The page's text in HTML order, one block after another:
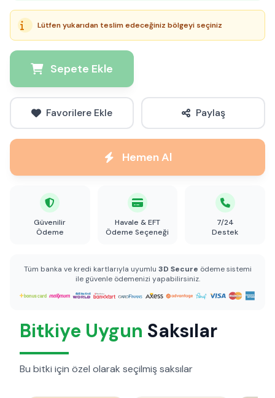
Lütfen yukarıdan teslim edeceğiniz bölgeyi seçiniz
Sepete Ekle
Favorilere Ekle Paylaş
Hemen Al
Güvenilir
Ödeme
Havale & EFT
Ödeme Seçeneği
7/24
Destek
Tüm banka ve kredi kartlarıyla uyumlu 3D Secure ödeme sistemi
ile güvenle ödemenizi yapabilirsiniz.
Bitkiye Uygun Saksılar
Bu bitki için özel olarak seçilmiş saksılar